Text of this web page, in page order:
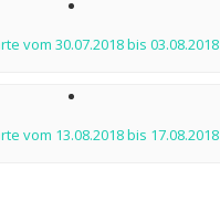
vom 30.07.2018 bis 03.08.2018
vom 13.08.2018 bis 17.08.2018